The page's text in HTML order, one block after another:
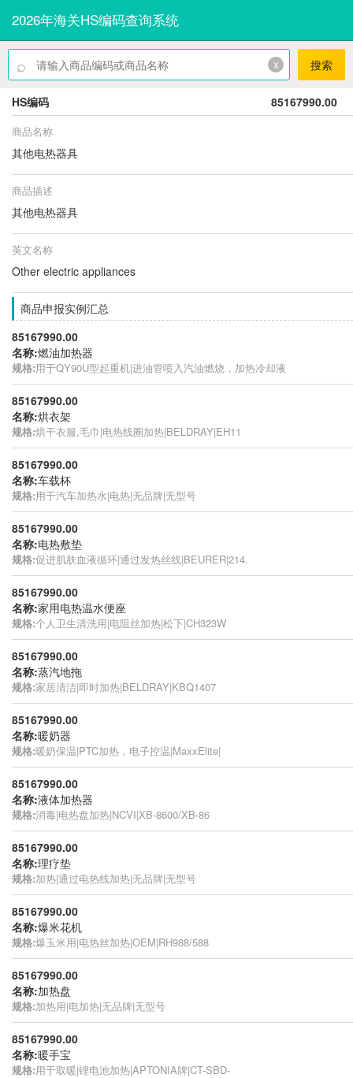
2026年海关HS编码查询系统
⌕ x 搜索
HS编码 85167990.00
商品名称
其他电热器具
商品描述
其他电热器具
英文名称
Other electric appliances
商品申报实例汇总
85167990.00
名称:燃油加热器
规格:用于QY90U型起重机|进油管喷入汽油燃烧，加热冷却液
85167990.00
名称:烘衣架
规格:烘干衣服,毛巾|电热线圈加热|BELDRAY|EH11
85167990.00
名称:车载杯
规格:用于汽车加热水|电热|无品牌|无型号
85167990.00
名称:电热敷垫
规格:促进肌肤血液循环|通过发热丝线|BEURER|214.
85167990.00
名称:家用电热温水便座
规格:个人卫生清洗用|电阻丝加热|松下|CH323W
85167990.00
名称:蒸汽地拖
规格:家居清洁|即时加热|BELDRAY|KBQ1407
85167990.00
名称:暖奶器
规格:暖奶保温|PTC加热，电子控温|MaxxElite|
85167990.00
名称:液体加热器
规格:消毒|电热盘加热|NCVI|XB-8600/XB-86
85167990.00
名称:理疗垫
规格:加热|通过电热线加热|无品牌|无型号
85167990.00
名称:爆米花机
规格:爆玉米用|电热丝加热|OEM|RH988/588
85167990.00
名称:加热盘
规格:加热用|电加热|无品牌|无型号
85167990.00
名称:暖手宝
规格:用于取暖|锂电池加热|APTONIA牌|CT-SBD-